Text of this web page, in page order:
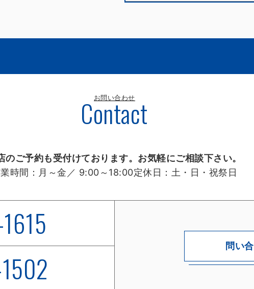
お問い合わせ
Contact
のご予約も受付けております。お気軽にご相談下さい。
時間： 月～金／ 9:00～18:00定休日： 土・日・祝祭日
問い